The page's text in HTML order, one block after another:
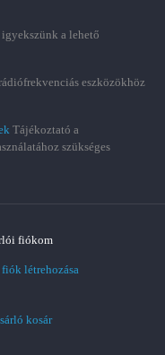
igyekszünk a lehető
eszközökhöz
Tájékoztató a
szükséges
fiókom
fiók létrehozása
kosár